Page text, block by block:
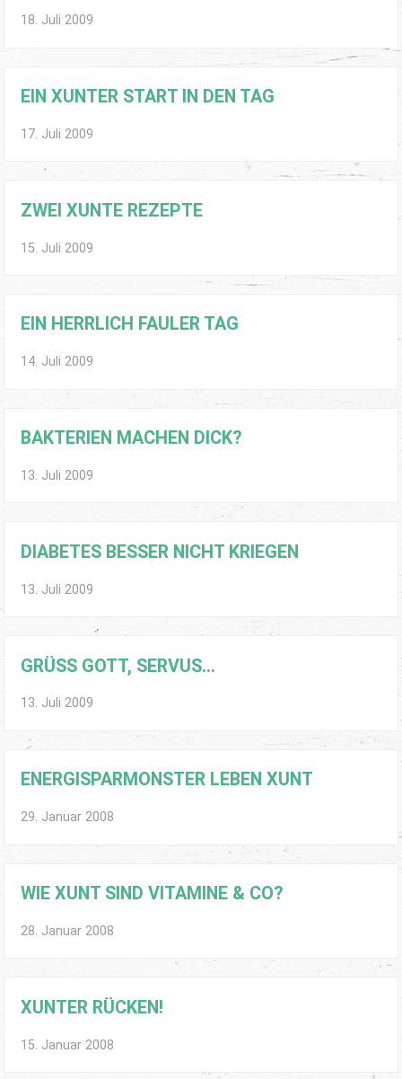
18. Juli 2009
EIN XUNTER START IN DEN TAG
17. Juli 2009
ZWEI XUNTE REZEPTE
15. Juli 2009
EIN HERRLICH FAULER TAG
14. Juli 2009
BAKTERIEN MACHEN DICK?
13. Juli 2009
DIABETES BESSER NICHT KRIEGEN
13. Juli 2009
GRÜSS GOTT, SERVUS…
13. Juli 2009
ENERGISPARMONSTER LEBEN XUNT
29. Januar 2008
WIE XUNT SIND VITAMINE & CO?
28. Januar 2008
XUNTER RÜCKEN!
15. Januar 2008